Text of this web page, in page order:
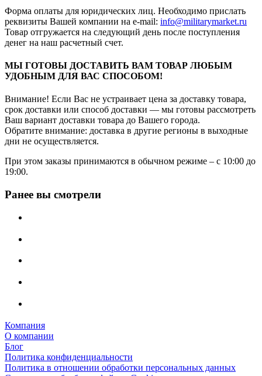
Форма оплаты для юридических лиц. Необходимо прислать
реквизиты Вашей компании на е-mail: info@militarymarket.ru
Товар отгружается на следующий день после поступления
денег на наш расчетный счет.
МЫ ГОТОВЫ ДОСТАВИТЬ ВАМ ТОВАР ЛЮБЫМ
УДОБНЫМ ДЛЯ ВАС СПОСОБОМ!
Внимание! Если Вас не устраивает цена за доставку товара,
срок доставки или способ доставки — мы готовы рассмотреть
Ваш вариант доставки товара до Вашего города.
Обратите внимание: доставка в другие регионы в выходные
дни не осуществляется.
При этом заказы принимаются в обычном режиме – с 10:00 до
19:00.
Ранее вы смотрели
Компания
О компании
Блог
Политика конфиденциальности
Политика в отношении обработки персональных данных